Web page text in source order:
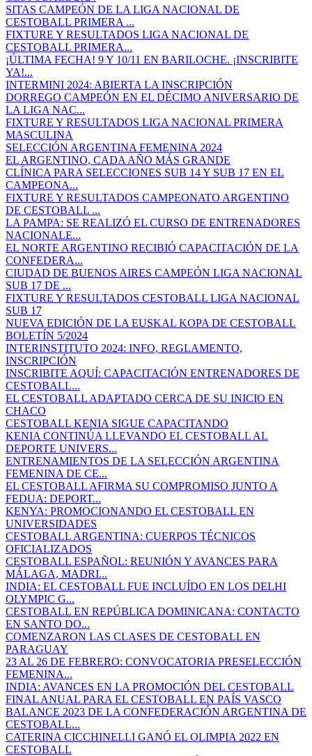
SITAS CAMPEÓN DE LA LIGA NACIONAL DE
CESTOBALL PRIMERA ...
FIXTURE Y RESULTADOS LIGA NACIONAL DE
CESTOBALL PRIMERA...
¡ÚLTIMA FECHA! 9 Y 10/11 EN BARILOCHE. ¡INSCRIBITE
YA!...
INTERMINI 2024: ABIERTA LA INSCRIPCIÓN
DORREGO CAMPEÓN EN EL DÉCIMO ANIVERSARIO DE
LA LIGA NAC...
FIXTURE Y RESULTADOS LIGA NACIONAL PRIMERA
MASCULINA
SELECCIÓN ARGENTINA FEMENINA 2024
EL ARGENTINO, CADA AÑO MÁS GRANDE
CLÍNICA PARA SELECCIONES SUB 14 Y SUB 17 EN EL
CAMPEONA...
FIXTURE Y RESULTADOS CAMPEONATO ARGENTINO
DE CESTOBALL ...
LA PAMPA: SE REALIZÓ EL CURSO DE ENTRENADORES
NACIONALE...
EL NORTE ARGENTINO RECIBIÓ CAPACITACIÓN DE LA
CONFEDERA...
CIUDAD DE BUENOS AIRES CAMPEÓN LIGA NACIONAL
SUB 17 DE ...
FIXTURE Y RESULTADOS CESTOBALL LIGA NACIONAL
SUB 17
NUEVA EDICIÓN DE LA EUSKAL KOPA DE CESTOBALL
BOLETÍN 5/2024
INTERINSTITUTO 2024: INFO, REGLAMENTO,
INSCRIPCIÓN
INSCRIBITE AQUÍ: CAPACITACIÓN ENTRENADORES DE
CESTOBALL...
EL CESTOBALL ADAPTADO CERCA DE SU INICIO EN
CHACO
CESTOBALL KENIA SIGUE CAPACITANDO
KENIA CONTINÚA LLEVANDO EL CESTOBALL AL
DEPORTE UNIVERS...
ENTRENAMIENTOS DE LA SELECCIÓN ARGENTINA
FEMENINA DE CE...
EL CESTOBALL AFIRMA SU COMPROMISO JUNTO A
FEDUA: DEPORT...
KENYA: PROMOCIONANDO EL CESTOBALL EN
UNIVERSIDADES
CESTOBALL ARGENTINA: CUERPOS TÉCNICOS
OFICIALIZADOS
CESTOBALL ESPAÑOL: REUNIÓN Y AVANCES PARA
MÁLAGA, MADRI...
INDIA: EL CESTOBALL FUE INCLUÍDO EN LOS DELHI
OLYMPIC G...
CESTOBALL EN REPÚBLICA DOMINICANA: CONTACTO
EN SANTO DO...
COMENZARON LAS CLASES DE CESTOBALL EN
PARAGUAY
23 AL 26 DE FEBRERO: CONVOCATORIA PRESELECCIÓN
FEMENINA...
INDIA: AVANCES EN LA PROMOCIÓN DEL CESTOBALL
FINAL ANUAL PARA EL CESTOBALL EN PAÍS VASCO
BALANCE 2023 DE LA CONFEDERACIÓN ARGENTINA DE
CESTOBALL...
CATERINA CICCHINELLI GANÓ EL OLIMPIA 2022 EN
CESTOBALL